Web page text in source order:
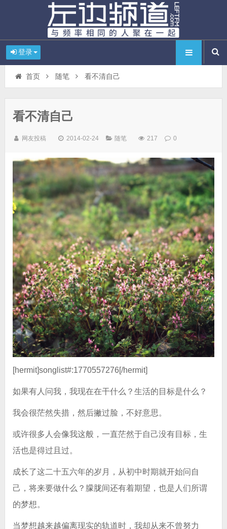
登录
首页 随笔 看不清自己
看不清自己
网友投稿 2014-02-24 随笔 217 0
[hermit]songlist#:1770557276[/hermit]
如果有人问我，我现在在干什么？生活的目标是什么？
我会很茫然失措，然后撇过脸，不好意思。
或许很多人会像我这般，一直茫然于自己没有目标，生
活也是得过且过。
成长了这二十五六年的岁月，从初中时期就开始问自
己，将来要做什么？朦胧间还有着期望，也是人们所谓
的梦想。
当梦想越来越偏离现实的轨道时，我却从来不曾努力